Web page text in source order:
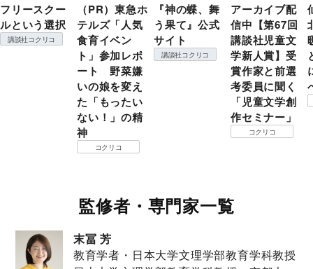
フリースクー
ルという選択
講談社コクリコ
（PR）東急ホ
テルズ「人気
食育イベン
ト」参加レポ
ート 野菜嫌
いの娘を変え
た「もったい
ない！」の精
神
コクリコ
『神の蝶、舞
う果て』公式
サイト
講談社コクリコ
アーカイブ配
信中【第67回
講談社児童文
学新人賞】受
賞作家と前選
考委員に聞く
「児童文学創
作セミナー」
コクリコ
監修者・専門家一覧
末冨 芳
教育学者・日本大学文理学部教育学科教授